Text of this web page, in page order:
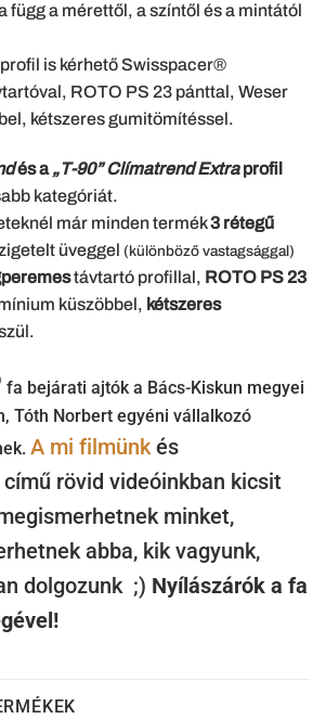
függ a mérettől, a színtől és a mintától
is kérhető Swisspacer®
ROTO PS 23 pánttal, Weser
kétszeres gumitömítéssel.
és a„T-90” Clímatrend Extraprofil
kategóriát.
már minden termék3 rétegű
üveggel (különböző vastagsággal)
távtartó profillal, ROTO PS 23
küszöbbel, kétszeres
fa bejárati ajtók a Bács-Kiskun megyei
Tóth Norbert egyéni vállalkozó
A mi filmünkés
című rövid videóinkban kicsit
minket,
abba, kik vagyunk,
dolgozunk ;) Nyílászárók a fa